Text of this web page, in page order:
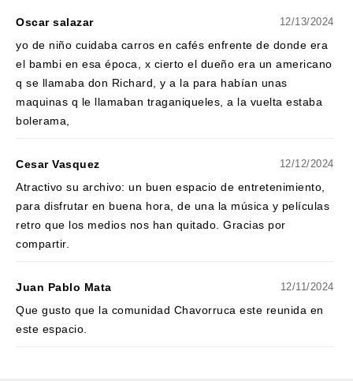
Oscar salazar 12/13/2024
yo de niño cuidaba carros en cafés enfrente de donde era
el bambi en esa época, x cierto el dueño era un americano
q se llamaba don Richard, y a la para habían unas
maquinas q le llamaban traganiqueles, a la vuelta estaba
bolerama,
Cesar Vasquez 12/12/2024
Atractivo su archivo: un buen espacio de entretenimiento,
para disfrutar en buena hora, de una la música y películas
retro que los medios nos han quitado. Gracias por
compartir.
Juan Pablo Mata 12/11/2024
Que gusto que la comunidad Chavorruca este reunida en
este espacio.